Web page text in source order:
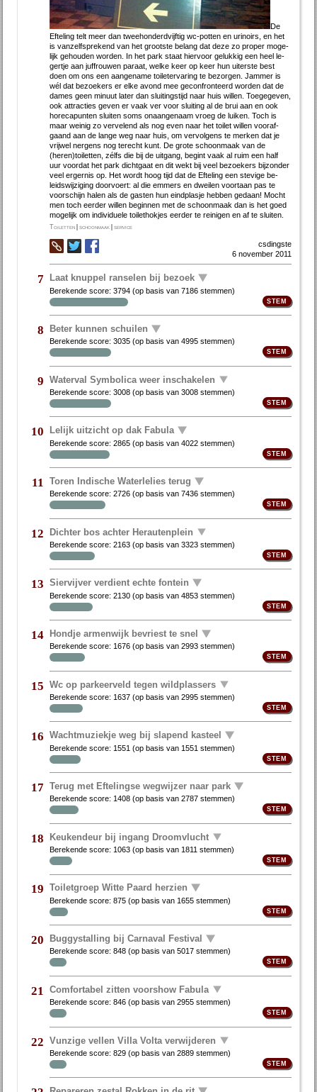
De
Ef­te­ling telt meer dan twee­hon­derd­vijf­tig wc-pot­ten en uri­noirs, en het
is van­zelf­spre­kend van het groot­ste be­lang dat de­ze zo pro­per mo­ge­
lijk ge­hou­den wor­den. In het park staat hier­voor ge­luk­kig een heel le­
ger­tje aan juf­frou­wen pa­raat, wel­ke keer op keer hun ui­ter­ste best
doen om ons een aan­ge­na­me toi­let­er­va­ring te be­zor­gen. Jam­mer is
wél dat be­zoe­kers er el­ke avond mee ge­con­fron­teerd wor­den dat de
da­mes geen mi­nuut la­ter dan slui­tings­tijd naar huis wil­len. Toe­ge­ge­ven,
ook at­trac­ties ge­ven er vaak ver voor slui­ting al de brui aan en ook
ho­re­ca­pun­ten slui­ten soms on­aan­ge­naam vroeg de lui­ken. Toch is
maar wei­nig zo ver­ve­lend als nog even naar het toi­let wil­len voor­af­
gaand aan de lan­ge weg naar huis, om ver­vol­gens te mer­ken dat je
vrij­wel ner­gens nog te­recht kunt. De gro­te schoon­maak van de
(heren)toi­let­ten, zélfs die bij de uit­gang, be­gint vaak al ruim een half
uur voor­dat het park dicht­gaat en dit wekt bij veel be­zoe­kers bij­zon­der
veel er­ger­nis op. Het wordt hoog tijd dat de Ef­te­ling een ste­vi­ge be­
leids­wij­zi­ging door­voert: al die em­mers en dwei­len voort­aan pas te
voor­schijn ha­len als de gas­ten hun eind­plas­je heb­ben ge­daan! Mocht
men toch eerder willen beginnen met de schoonmaak dan is het goed
mogelijk om individuele toilethokjes eerder te reinigen en af te sluiten.
Toiletten |schoonmaak |service
csdingste
6 november 2011
7 Laat knuppel ranselen bij bezoek
Berekende score:3794 (op basis van7186 stemmen)
8 Beter kunnen schuilen
Berekende score:3035 (op basis van4995 stemmen)
9 Waterval Symbolica weer inschakelen
Berekende score:3008 (op basis van3008 stemmen)
10 Lelijk uitzicht op dak Fabula
Berekende score:2865 (op basis van4022 stemmen)
11 Toren Indische Waterlelies terug
Berekende score:2726 (op basis van7436 stemmen)
12 Dichter bos achter Herautenplein
Berekende score:2163 (op basis van3323 stemmen)
13 Siervijver verdient echte fontein
Berekende score:2130 (op basis van4853 stemmen)
14 Hondje armenwijk bevriest te snel
Berekende score: 1676 (op basis van2993 stemmen)
15 Wc op parkeerveld tegen wildplassers
Berekende score: 1637 (op basis van2995 stemmen)
16 Wachtmuziekje weg bij slapend kasteel
Berekende score: 1551 (op basis van 1551 stemmen)
17 Terug met Eftelingse wegwijzer naar park
Berekende score: 1408 (op basis van2787 stemmen)
18 Keukendeur bij ingang Droomvlucht
Berekende score: 1063 (op basis van 1811 stemmen)
19 Toiletgroep Witte Paard herzien
Berekende score:875 (op basis van 1655 stemmen)
20 Buggystalling bij Carnaval Festival
Berekende score:848 (op basis van5017 stemmen)
21 Comfortabel zitten voorshow Fabula
Berekende score:846 (op basis van2955 stemmen)
22 Vunzige vellen Villa Volta verwijderen
Berekende score:829 (op basis van2889 stemmen)